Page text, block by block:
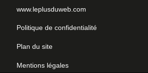
www.leplusduweb.com
Politique de confidentialité
Plan du site
Mentions légales